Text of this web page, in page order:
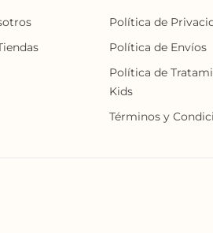
Política de
Política de Envíos
Política de
Kids
Términos y